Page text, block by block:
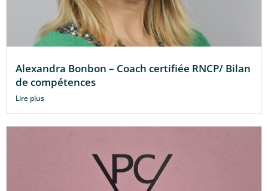
Alexandra Bonbon – Coach certifiée RNCP/ Bilan
de compétences
Lire plus